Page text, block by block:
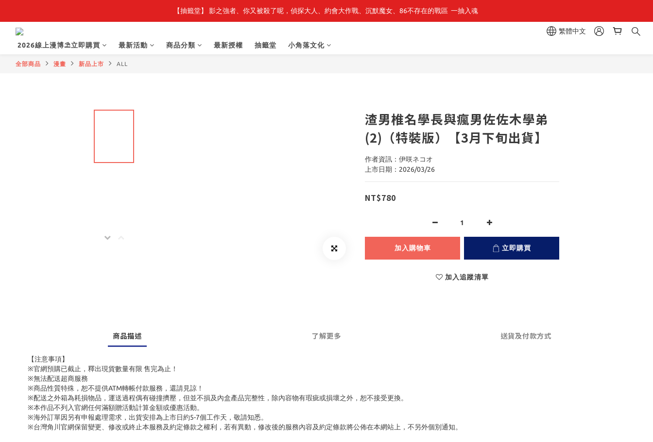
最新開賣🔥「全知讀者視角」 周邊商品
【抽籤堂】 影之強者、你又被殺了呢，偵探大人、約會大作戰、沉默魔女、86不存在的戰區  一抽入魂
繁體中文
2026線上漫博⛱️立即購買
最新活動 商品分類 最新授權 抽籤堂 小角落文化
全部商品 漫畫 新品上市 ALL
渣男椎名學長與瘋男佐佐木學弟
(2)（特裝版）【3月下旬出貨】
作者資訊：伊咲ネコオ
上市日期：2026/03/26
NT$780
加入購物車 立即購買
加入追蹤清單
商品描述 了解更多 送貨及付款方式
【注意事項】
※官網預購已截止，釋出現貨數量有限 售完為止！
※無法配送超商服務
※商品性質特殊，恕不提供ATM轉帳付款服務，還請見諒！
※配送之外箱為耗損物品，運送過程偶有碰撞擠壓，但並不損及內盒產品完整性，除內容物有瑕疵或損壞之外，恕不接受更換。
※本作品不列入官網任何滿額贈活動計算金額或優惠活動。
※海外訂單因另有申報處理需求，出貨安排為上市日約5-7個工作天，敬請知悉。
※台灣角川官網保留變更、修改或終止本服務及約定條款之權利，若有異動，修改後的服務內容及約定條款將公佈在本網站上，不另外個別通知。